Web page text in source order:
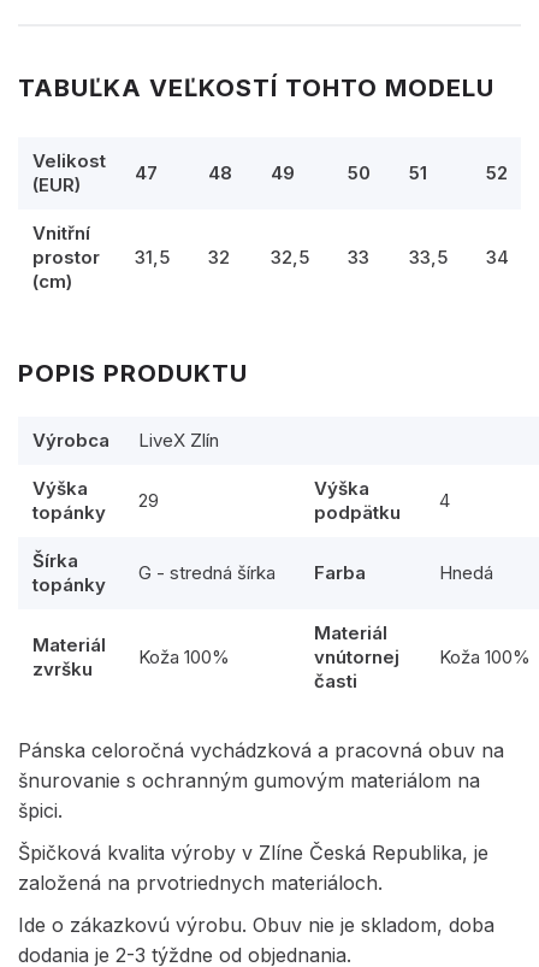
TABUĽKA VEĽKOSTÍ TOHTO MODELU
Velikost
(EUR)
47 48 49 50 51 52
Vnitřní
prostor
(cm)
31,5 32 32,5 33 33,5 34
POPIS PRODUKTU
Výrobca LiveX Zlín
Výška
topánky
29
Výška
podpätku
4
Šírka
topánky
G - stredná šírka Farba Hnedá
Materiál
zvršku
Koža 100%
Materiál
vnútornej
časti
Koža 100%
Pánska celoročná vychádzková a pracovná obuv na
šnurovanie s ochranným gumovým materiálom na
špici.
Špičková kvalita výroby v Zlíne Česká Republika, je
založená na prvotriednych materiáloch.
Ide o zákazkovú výrobu. Obuv nie je skladom, doba
dodania je 2-3 týždne od objednania.